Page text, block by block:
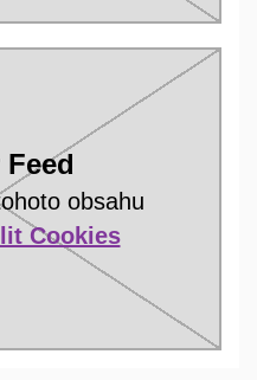
obsahu
Cookies